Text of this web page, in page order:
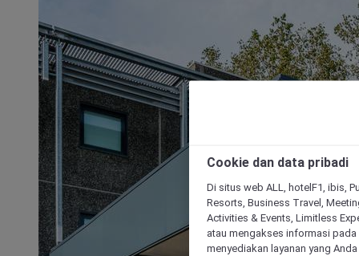
Cookie dan data pribadi
Di situs web ALL, hotelF1, ibis,
Resorts, Business Travel,
Activities & Events, Limitless
atau mengakses informasi
menyediakan layanan yang